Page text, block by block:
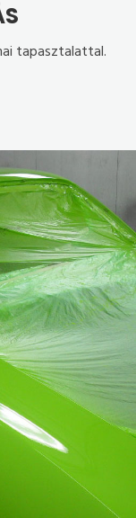
tapasztalattal.